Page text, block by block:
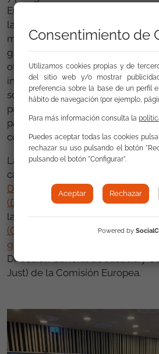
Europea (Malta no está incluida)
la elaboración de informes,
marcos estratégicos nacionales
gitana de los estados miembros,
otras políticas relativas a la
iniciativa contribuye a desarrollar
sociedades civiles nacionales
proporcionándoles un apoyo
participar en el diálogo, la
con principales actores a nivel
La iniciativa Roma Civil Monitor
cabo por un consorcio dirigido
Democracia de la Universidad
(DI/CEU)
, y que incluye aERGO
la
Fundación Secretariado Gitano
(Centro Europeo de Derechos de
gitanas)
Dirección General de Justicia y
Just) de la Comisión Europea.
Consentimiento de
Utilizamos cookies propias y de
del sitio web y/o mostrar
preferencia sobre la base de un perfil
hábito de navegación (por ejemplo,
Para más información consulta la
Puedes aceptar todas las cookies
rechazar su uso pulsando el botón
pulsando el botón "Configurar".
Aceptar Rechazar
Powered by